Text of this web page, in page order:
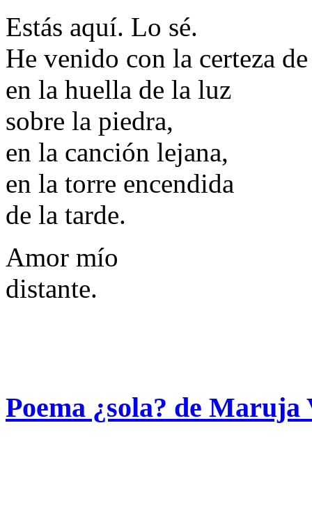
Estás aquí. Lo sé.
He venido con la certeza
en la huella de la luz
sobre la piedra,
en la canción lejana,
en la torre encendida
de la tarde.
Amor mío
distante.
Poema ¿sola? de Maruja